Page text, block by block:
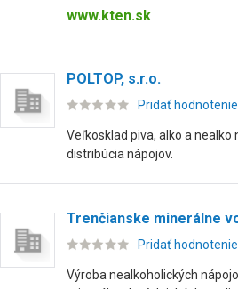
www.kten.sk
POLTOP, s.r.o.
Pridať hodnotenie
Veľkosklad piva, alko a nealko
distribúcia nápojov.
Trenčianske minerálne
Pridať hodnotenie
Výroba nealkoholických